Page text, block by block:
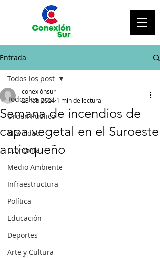
Entrada
Todos los post
Orden Público
Movilidad
Economía
Medio Ambiente
Infraestructura
Política
Educación
Deportes
Arte y Cultura
Todos los post
Semana de incendios de
capa vegetal en el Suroeste
antioqueño
conexiónsur
23 feb 2024 1 min de lectura